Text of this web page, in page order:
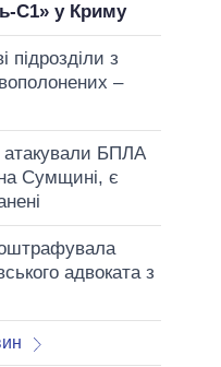
С1» у Криму
підрозділи з
–
атакували БПЛА
Сумщині, є
адвоката з